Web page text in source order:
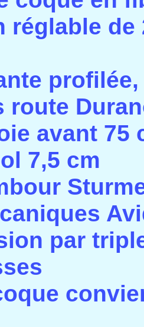
réglable de
route
avant 75
7,5 cm
par